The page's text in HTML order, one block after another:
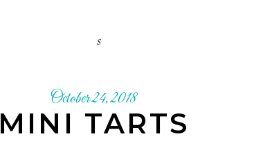
October 24, 2018
MINI TARTS